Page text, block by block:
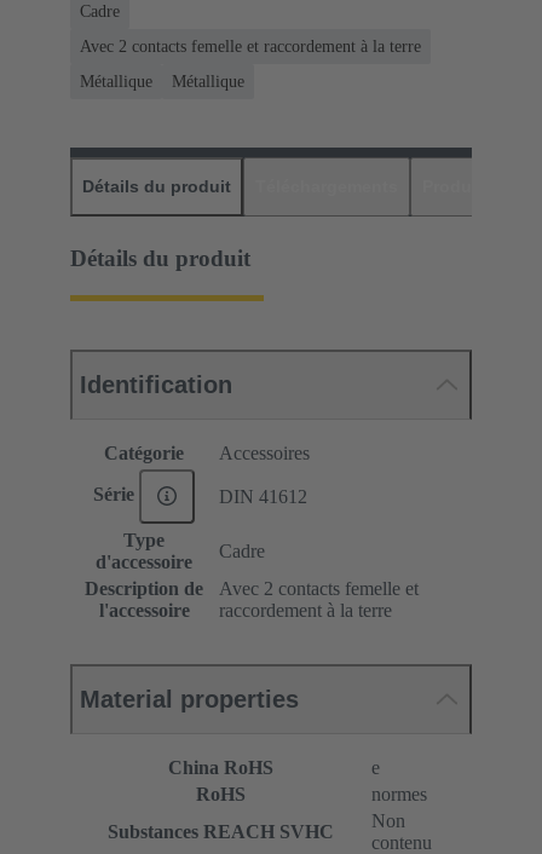
Cadre
Avec 2 contacts femelle et raccordement à la terre
Métallique
Métallique
Détails du produit
Détails du produit
Identification
Catégorie Accessoires
Série DIN 41612
Type
d'accessoire
Cadre
Description de
l'accessoire
Avec 2 contacts femelle et
raccordement à la terre
Material properties
China RoHS
e
RoHS
normes
Substances REACH SVHC
Non
contenu